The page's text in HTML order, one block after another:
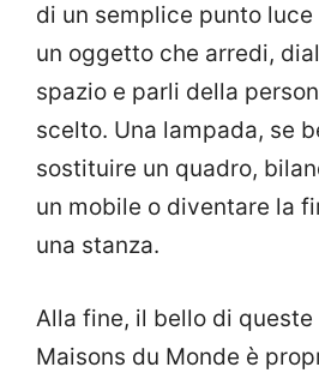
di un semplice punto
un oggetto che arredi,
spazio e parli della
scelto. Una lampada, se
sostituire un quadro,
un mobile o diventare la
una stanza.
Alla fine, il bello di
Maisons du Monde è